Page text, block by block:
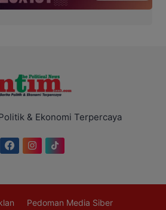
& Ekonomi Terpercaya
Pedoman Media Siber